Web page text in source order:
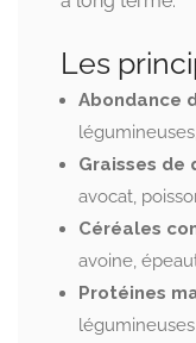
Les
Abondance
Graisses de
avocat,
Céréales
avoine,
Protéines
légumineuses